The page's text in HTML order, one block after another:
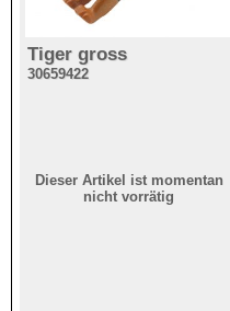
Tiger gross
30659422
Dieser Artikel ist momentan
nicht vorrätig